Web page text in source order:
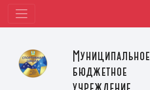
Муниципальное
бюджетное